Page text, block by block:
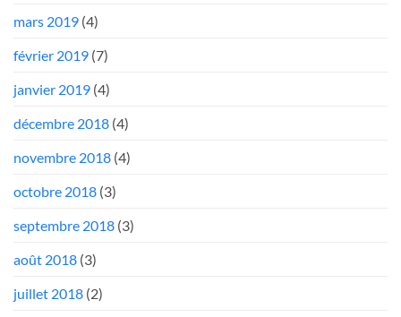
mars 2019 (4)
février 2019 (7)
janvier 2019 (4)
décembre 2018 (4)
novembre 2018 (4)
octobre 2018 (3)
septembre 2018 (3)
août 2018 (3)
juillet 2018 (2)